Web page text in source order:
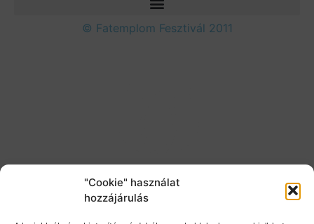
"Cookie" használat
hozzájárulás
© Fatemplom Fesztivál 2011